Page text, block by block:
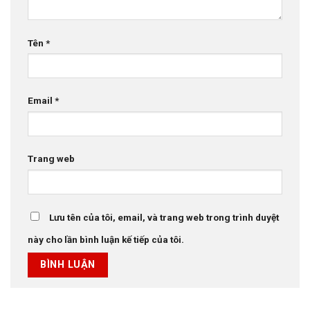
Tên *
Email *
Trang web
Lưu tên của tôi, email, và trang web trong trình duyệt
này cho lần bình luận kế tiếp của tôi.